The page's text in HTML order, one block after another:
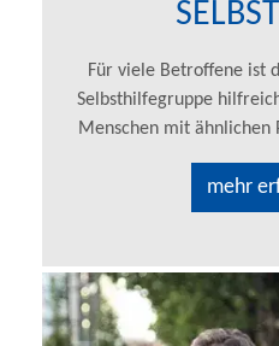
Für viele Betroffene ist
Selbsthilfegruppe
Menschen mit ähnlichen
mehr